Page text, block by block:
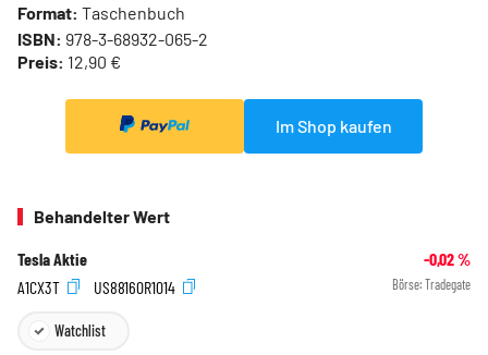
Format: Taschenbuch
ISBN: 978-3-68932-065-2
Preis: 12,90 €
Im Shop kaufen
Behandelter Wert
Tesla Aktie -0,02%
A1CX3T
US88160R1014 Börse: Tradegate
Watchlist